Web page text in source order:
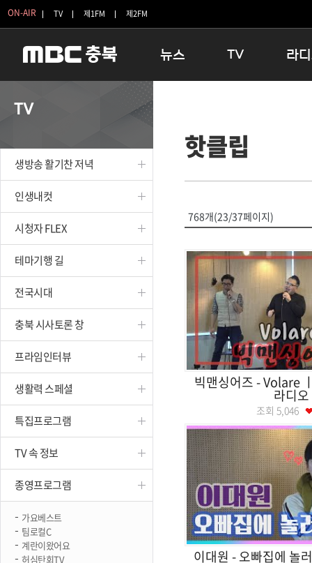
ON-AIR TV 제1FM 제2FM
뉴스
보은
옥천
TV
인생내컷
테마기행 길
시청자 FLEX
특집프로그램
종영프로그램
라
TV
생방송 활기찬 저녁
인생내컷
시청자 FLEX
테마기행 길
전국시대
충북 시사토론 창
프라임인터뷰
생활력 스페셜
특집프로그램
TV 속 정보
종영프로그램
가요베스트
팀로컬C
계란이왔어요
허심탄회TV
핫클립
768개(23/37페이지)
빅맨싱어즈 - Volare
라디오
조회 5,046
이대원 - 오빠집에 놀